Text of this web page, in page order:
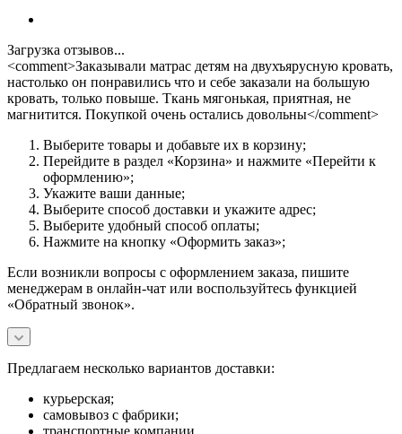
Загрузка отзывов...
<comment>Заказывали матрас детям на двухъярусную кровать,
настолько он понравились что и себе заказали на большую
кровать, только повыше. Ткань мягонькая, приятная, не
магнитится. Покупкой очень остались довольны</comment>
Выберите товары и добавьте их в корзину;
Перейдите в раздел «Корзина» и нажмите «Перейти к
оформлению»;
Укажите ваши данные;
Выберите способ доставки и укажите адрес;
Выберите удобный способ оплаты;
Нажмите на кнопку «Оформить заказ»;
Если возникли вопросы с оформлением заказа, пишите
менеджерам в онлайн-чат или воспользуйтесь функцией
«Обратный звонок».
Предлагаем несколько вариантов доставки:
курьерская;
самовывоз с фабрики;
транспортные компании.